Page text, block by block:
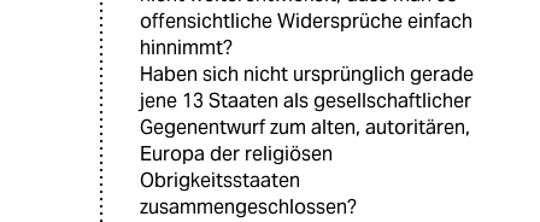
offensichtliche Widersprüche einfach
hinnimmt?
Haben sich nicht ursprünglich gerade
jene 13 Staaten als gesellschaftlicher
Gegenentwurf zum alten, autoritären,
Europa der religiösen
Obrigkeitsstaaten
zusammengeschlossen?